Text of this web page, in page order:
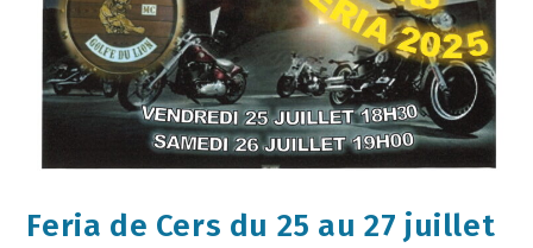
Feria de Cers du 25 au 27 juillet